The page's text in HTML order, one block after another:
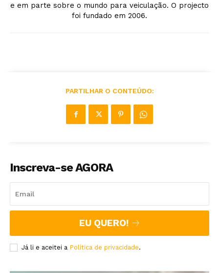
e em parte sobre o mundo para veiculação. O projecto
foi fundado em 2006.
PARTILHAR O CONTEÚDO:
Inscreva-se AGORA
EU QUERO!
Já li e aceitei a Política de privacidade.